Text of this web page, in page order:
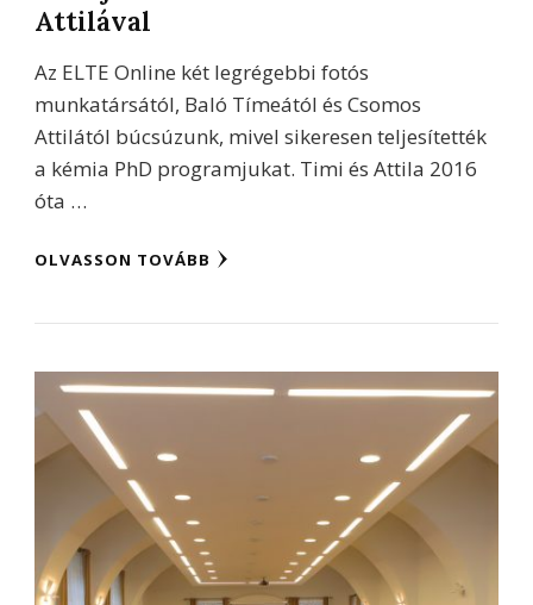
Attilával
Az ELTE Online két legrégebbi fotós
munkatársától, Baló Tímeától és Csomos
Attilától búcsúzunk, mivel sikeresen teljesítették
a kémia PhD programjukat. Timi és Attila 2016
óta …
OLVASSON TOVÁBB